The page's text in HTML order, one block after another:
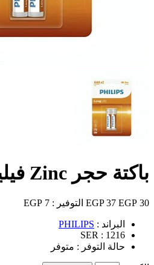
باكتة حجر Zinc فيليبس 3 A
30 EGP
37 EGP التوفير : 7 EGP
البراند : PHILIPS
SER : 1216
حالة التوفر : متوفر